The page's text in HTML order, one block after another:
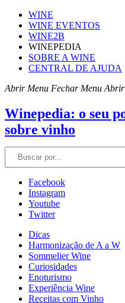
WINE
WINE EVENTOS
WINE2B
WINEPEDIA
SOBRE A WINE
CENTRAL DE AJUDA
Abrir Menu Fechar Menu Abrir
Winepedia: o seu
sobre vinho
Facebook
Instagram
Youtube
Twitter
Dicas
Harmonização de A a W
Sommelier Wine
Curiosidades
Enoturismo
Experiência Wine
Receitas com Vinho